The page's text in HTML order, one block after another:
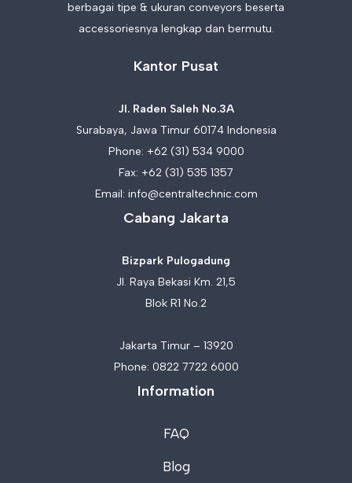
berbagai tipe & ukuran conveyors beserta
accessoriesnya lengkap dan bermutu.
Kantor Pusat
Jl. Raden Saleh No.3A
Surabaya, Jawa Timur 60174 Indonesia
Phone: +62 (31) 534 9000
Fax: +62 (31) 535 1357
Email: info@centraltechnic.com
Cabang Jakarta
Bizpark Pulogadung
Jl. Raya Bekasi Km. 21,5
Blok R1 No.2
Jakarta Timur – 13920
Phone: 0822 7722 6000
Information
FAQ
Blog